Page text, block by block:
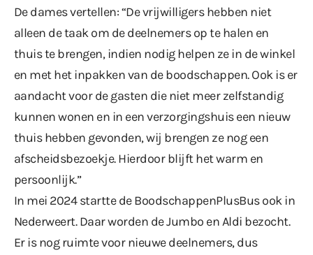
De dames vertellen: “De vrijwilligers hebben niet
alleen de taak om de deelnemers op te halen en
thuis te brengen, indien nodig helpen ze in de winkel
en met het inpakken van de boodschappen. Ook is er
aandacht voor de gasten die niet meer zelfstandig
kunnen wonen en in een verzorgingshuis een nieuw
thuis hebben gevonden, wij brengen ze nog een
afscheidsbezoekje. Hierdoor blijft het warm en
persoonlijk.”
In mei 2024 startte de BoodschappenPlusBus ook in
Nederweert. Daar worden de Jumbo en Aldi bezocht.
Er is nog ruimte voor nieuwe deelnemers, dus